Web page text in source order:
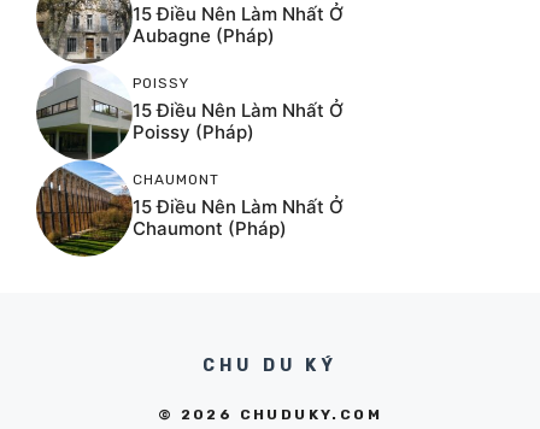
15 Điều Nên Làm Nhất Ở
Aubagne (Pháp)
POISSY
15 Điều Nên Làm Nhất Ở
Poissy (Pháp)
CHAUMONT
15 Điều Nên Làm Nhất Ở
Chaumont (Pháp)
CHU DU KÝ
© 2026 CHUDUKY.COM